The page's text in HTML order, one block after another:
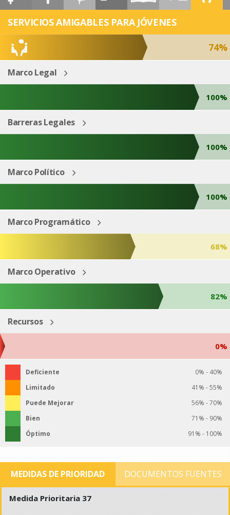
ESP ENG
SERVICIOS AMIGABLES PARA JÓVENES
74%
Marco Legal
100%
Barreras Legales
100%
Marco Político
100%
Marco Programático
68%
Marco Operativo
82%
Recursos
0%
Deficiente
0% - 40%
Limitado
41% - 55%
Puede Mejorar
56% - 70%
Bien
71% - 90%
Óptimo
91% - 100%
MEDIDAS DE PRIORIDAD DOCUMENTOS FUENTES
Medida Prioritaria 37